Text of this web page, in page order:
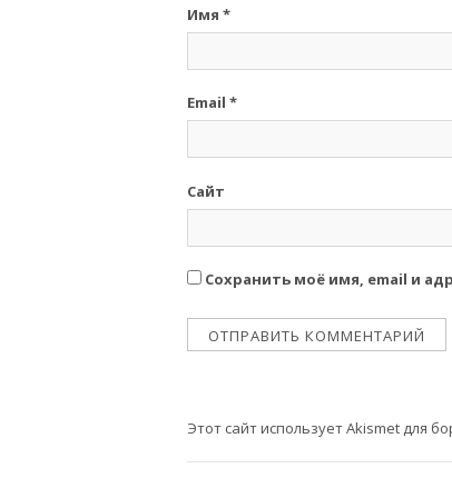
Имя *
Email *
Сайт
Сохранить моё имя, email и
Этот сайт использует Akismet для